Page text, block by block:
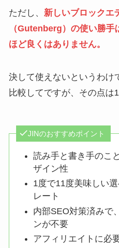
ただし、 新しいブロックエ
（Gutenberg）の使い勝
ほど良くはありません。
決して使えないというわけ
比較してですが、その点は1
JINのおすすめポイント
読み手と書き手のこ
ザイン性
1度で11度美味しい
レート
内部SEO対策済みで
ンが不要
アフィリエイトに必